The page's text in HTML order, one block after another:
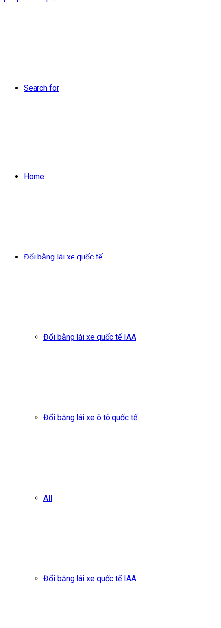
Search for
Home
Đổi bằng lái xe quốc tế
Đổi bằng lái xe quốc tế IAA
Đổi bằng lái xe ô tô quốc tế
All
Đổi bằng lái xe quốc tế IAA